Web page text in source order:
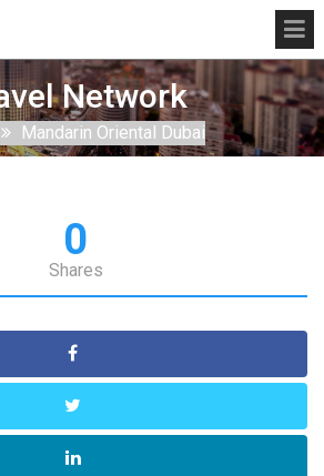
Network
Mandarin Oriental Dubai
0
Shares